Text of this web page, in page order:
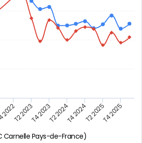
Carnelle Pays-de-France)
T2 2023T4 2023T2 2024T4 2024T2 2025T4 2025